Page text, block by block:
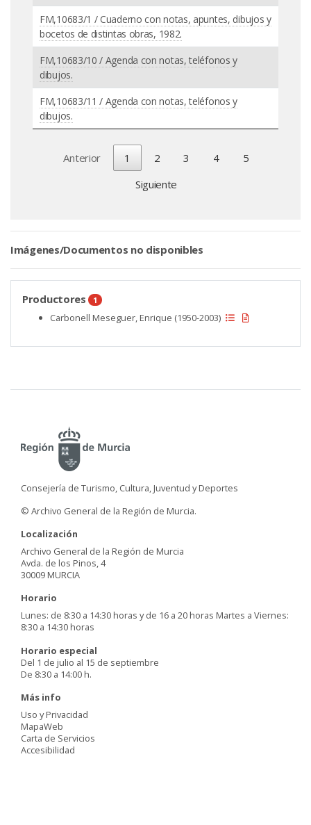
FM,10683/1 / Cuaderno con notas, apuntes, dibujos y
bocetos de distintas obras, 1982.
FM,10683/10 / Agenda con notas, teléfonos y
dibujos.
FM,10683/11 / Agenda con notas, teléfonos y
dibujos.
Anterior 1 2 3 4
5
Siguiente
Imágenes/Documentos no disponibles
Productores 1
Carbonell Meseguer, Enrique (1950-2003)
Consejería de Turismo, Cultura, Juventud y Deportes
© Archivo General de la Región de Murcia.
Localización
Archivo General de la Región de Murcia
Avda. de los Pinos, 4
30009 MURCIA
Horario
Lunes: de 8:30 a 14:30 horas y de 16 a 20 horas Martes a Viernes:
8:30 a 14:30 horas
Horario especial
Del 1 de julio al 15 de septiembre
De 8:30 a 14:00 h.
Más info
Uso y Privacidad
MapaWeb
Carta de Servicios
Accesibilidad